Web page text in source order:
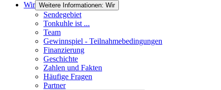
Wir Weitere Informationen: Wir
Sendegebiet
Tonkuhle ist ...
Team
Gewinnspiel - Teilnahmebedingungen
Finanzierung
Geschichte
Zahlen und Fakten
Häufige Fragen
Partner